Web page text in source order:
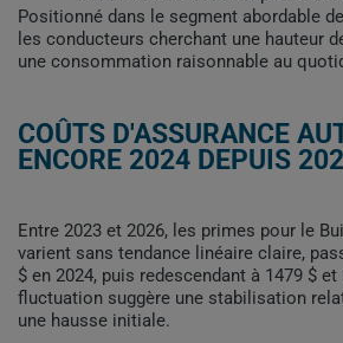
Positionné dans le segment abordable
les conducteurs cherchant une hauteur
une consommation raisonnable au
COÛTS D'ASSURANCE
ENCORE 2024 DEPUIS
Entre 2023 et 2026, les primes pour le
varient sans tendance linéaire claire,
$ en 2024, puis redescendant à 1479 $
fluctuation suggère une stabilisation
une hausse initiale.